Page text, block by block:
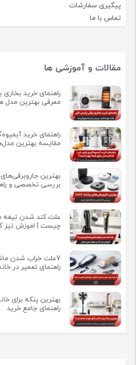
پیگیری سفارشات
تماس با ما
مقالات و آموزشی ها
راهنمای خرید بخاری
معرفی بهترین مدل
راهنمای خرید
مقایسه بهترین
بررسی تخصصی و
علت کند شدن تیغه
چیست | اموزش تیز
7علت خراب شدن
راهنمای تعمیر در
بهترین پنکه برای
راهنمای جامع خرید